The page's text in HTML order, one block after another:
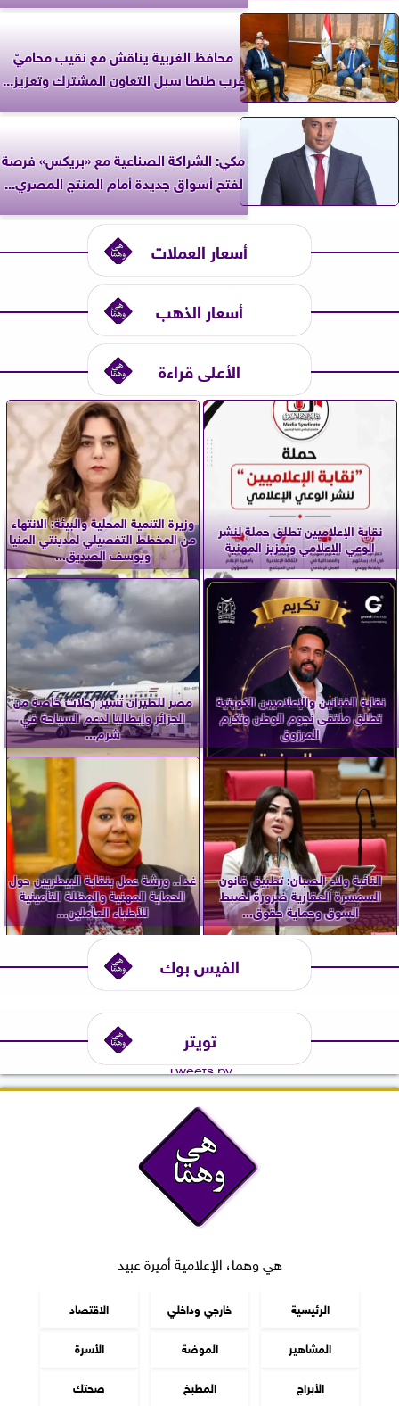
محافظ الغربية يناقش مع نقيب محاميّ
غرب طنطا سبل التعاون المشترك وتعزيز...
مكي: الشراكة الصناعية مع «بريكس» فرصة
لفتح أسواق جديدة أمام المنتج المصري...
أسعار العملات
أسعار الذهب
الأعلى قراءة
نقابة الإعلاميين تطلق حملة لنشر
الوعي الإعلامي وتعزيز المهنية
وزيرة التنمية المحلية والبيئة: الانتهاء
من المخطط التفصيلي لمدينتي المنيا
ويوسف الصديق...
نقابة الفنانين والإعلاميين الكويتية
تطلق ملتقى نجوم الوطن وتكرم
المرزوق
مصر للطيران تُسير رحلات خاصة من
الجزائر وإيطاليا لدعم السياحة في
شرم...
النائبة ولاء الصبان: تطبيق قانون
السمسرة العقارية ضرورة لضبط
السوق وحماية حقوق...
غدا.. ورشة عمل بنقابة البيطريين حول
الحماية المهنية والمظلة التأمينية
للأطباء العاملين...
الفيس بوك
تويتر
Tweets by
هي وهما، الإعلامية أميرة عبيد
الرئيسية خارجي وداخلي
الاقتصاد
المشاهير
الموضة
الأسرة
الأبراج
المطبخ صحتك